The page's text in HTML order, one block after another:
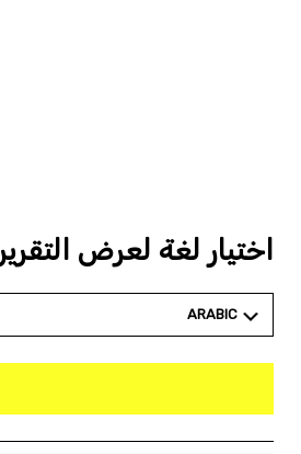
اختيار لغة لعرض التقرير
ARABIC